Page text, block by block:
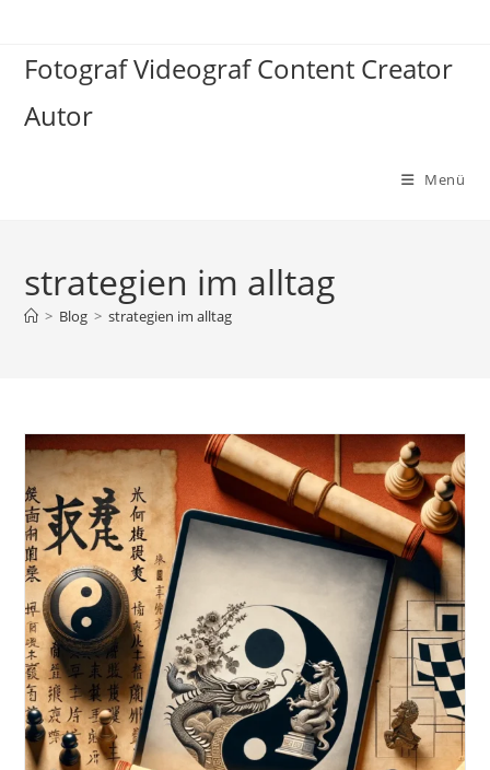
springen
Fotograf Videograf Content Creator
Autor
Menü
strategien im alltag
> Blog > strategien im alltag